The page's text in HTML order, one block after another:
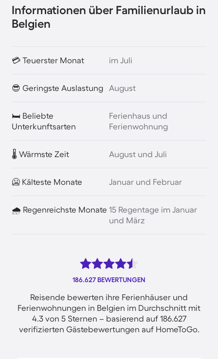
Informationen über Familienurlaub in
Belgien
💳 Teuerster Monat im Juli
😎 Geringste Auslastung August
🛏️ Beliebte
Unterkunftsarten
Ferienhaus und
Ferienwohnung
🌡️ Wärmste Zeit August und Juli
🥶 Kälteste Monate Januar und Februar
🌧️ Regenreichste Monate 15 Regentage im Januar
und März
186.627 BEWERTUNGEN
Reisende bewerten ihre Ferienhäuser und
Ferienwohnungen in Belgien im Durchschnitt mit
4.3 von 5 Sternen – basierend auf 186.627
verifizierten Gästebewertungen auf HomeToGo.